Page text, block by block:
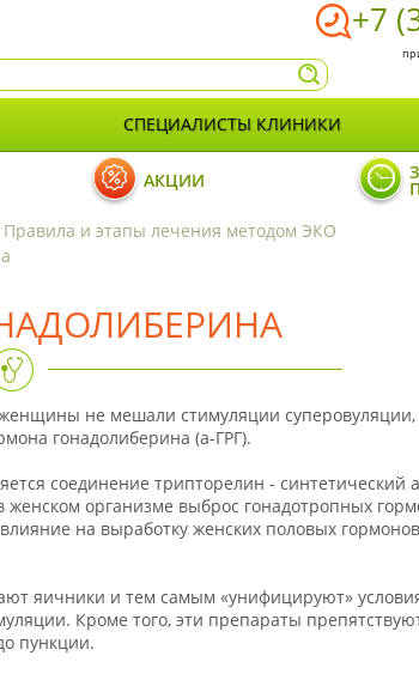
+7
СПЕЦИАЛИСТЫ КЛИНИКИ
АКЦИИ
Правила и этапы лечения методом ЭКО
не мешали стимуляции суперовуляции,
гонадолиберина (а-ГРГ).
соединение трипторелин - синтетический
организме выброс гонадотропных
на выработку женских половых
яичники и тем самым «унифицируют»
Кроме того, эти препараты
пункции.